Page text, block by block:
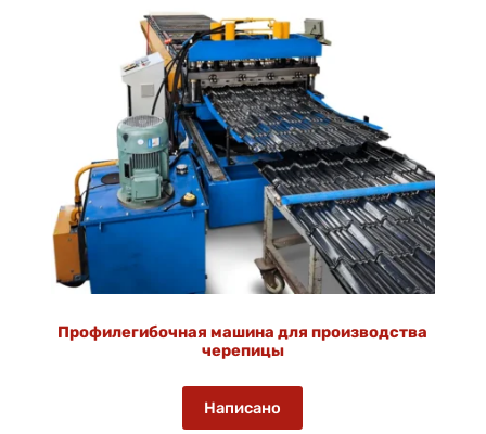
Профилегибочная машина для производства
черепицы
Написано